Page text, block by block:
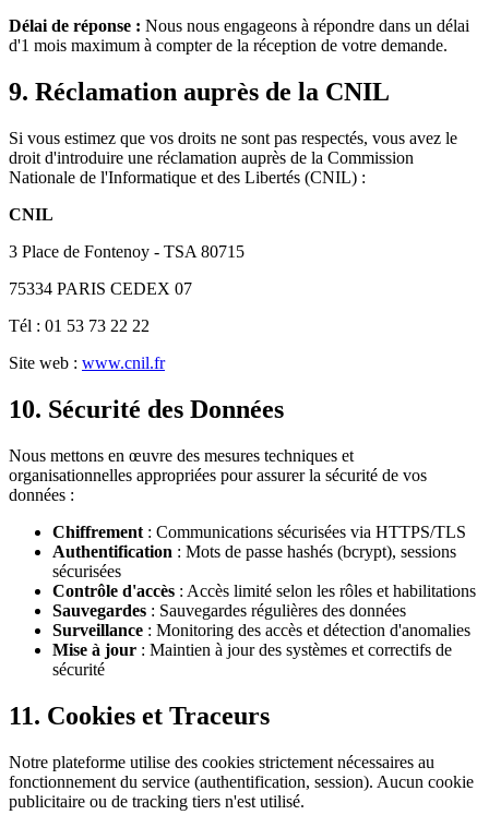
Délai de réponse : Nous nous engageons à répondre dans un délai
d'1 mois maximum à compter de la réception de votre demande.
9. Réclamation auprès de la CNIL
Si vous estimez que vos droits ne sont pas respectés, vous avez le
droit d'introduire une réclamation auprès de la Commission
Nationale de l'Informatique et des Libertés (CNIL) :
CNIL
3 Place de Fontenoy - TSA 80715
75334 PARIS CEDEX 07
Tél : 01 53 73 22 22
Site web : www.cnil.fr
10. Sécurité des Données
Nous mettons en œuvre des mesures techniques et
organisationnelles appropriées pour assurer la sécurité de vos
données :
Chiffrement : Communications sécurisées via HTTPS/TLS
Authentification : Mots de passe hashés (bcrypt), sessions
sécurisées
Contrôle d'accès : Accès limité selon les rôles et habilitations
Sauvegardes : Sauvegardes régulières des données
Surveillance : Monitoring des accès et détection d'anomalies
Mise à jour : Maintien à jour des systèmes et correctifs de
sécurité
11. Cookies et Traceurs
Notre plateforme utilise des cookies strictement nécessaires au
fonctionnement du service (authentification, session). Aucun cookie
publicitaire ou de tracking tiers n'est utilisé.